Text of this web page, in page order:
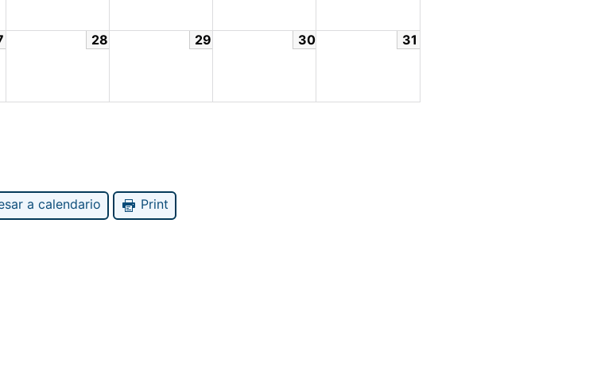
28 29 30 31
a calendario Print